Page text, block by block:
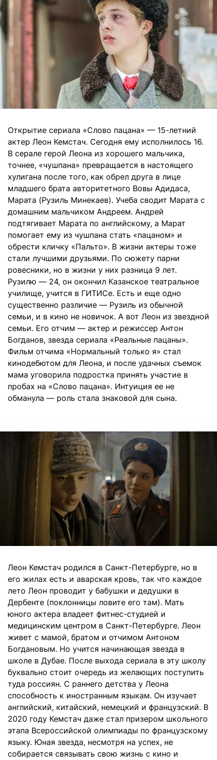
Открытие сериала «Слово пацана» — 15-летний
актер Леон Кемстач. Сегодня ему исполнилось 16.
В серале герой Леона из хорошего мальчика,
точнее, «чушпана» превращается в настоящего
хулигана после того, как обрел друга в лице
младшего брата авторитетного Вовы Адидаса,
Марата (Рузиль Минекаев). Учеба сводит Марата с
домашним мальчиком Андреем. Андрей
подтягивает Марата по английскому, а Марат
помогает ему из чушпана стать «пацаном» и
обрести кличку «Пальто». В жизни актеры тоже
стали лучшими друзьями. По сюжету парни
ровесники, но в жизни у них разница 9 лет.
Рузилю — 24, он окончил Казанское театральное
училище, учится в ГИТИСе. Есть и еще одно
существенно различие — Рузиль из обычной
семьи, и в кино не новичок. А вот Леон из звездной
семьи. Его отчим — актер и режиссер Антон
Богданов, звезда сериала «Реальные пацаны».
Фильм отчима «Нормальный только я» стал
кинодебютом для Леона, и после удачных съемок
мама уговорила подростка принять участие в
пробах на «Слово пацана». Интуиция ее не
обманула — роль стала знаковой для сына.
Леон Кемстач родился в Санкт-Петербурге, но в
его жилах есть и аварская кровь, так что каждое
лето Леон проводит у бабушки и дедушки в
Дербенте (поклонницы ловите его там). Мать
юного актера владеет фитнес-студией и
медицинским центром в Санкт-Петербурге. Леон
живет с мамой, братом и отчимом Антоном
Богдановым. Но учится начинающая звезда в
школе в Дубае. После выхода сериала в эту школу
буквально стоит очередь из желающих поступить
туда россиян. С раннего детства у Леона
способность к иностранным языкам. Он изучает
английский, китайский, немецкий и французский. В
2020 году Кемстач даже стал призером школьного
этапа Всероссийской олимпиады по французскому
языку. Юная звезда, несмотря на успех, не
собирается связывать свою жизнь с кино и